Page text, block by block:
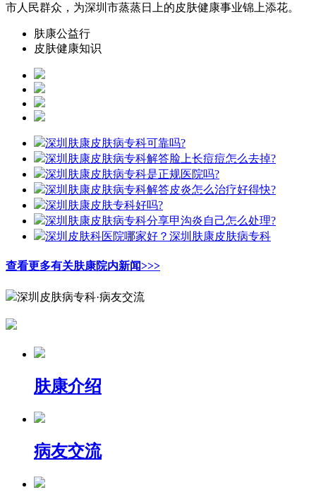
市人民群众，为深圳市蒸蒸日上的皮肤健康事业锦上添花。
肤康公益行
皮肤健康知识
深圳肤康皮肤病专科可靠吗?
深圳肤康皮肤病专科解答脸上长痘痘怎么去掉?
深圳肤康皮肤病专科是正规医院吗?
深圳肤康皮肤病专科解答皮炎怎么治疗好得快?
深圳肤康皮肤专科好吗?
深圳肤康皮肤病专科分享甲沟炎自己怎么处理?
深圳皮肤科医院哪家好？深圳肤康皮肤病专科
查看更多有关肤康院内新闻>>>
深圳皮肤病专科·病友交流
肤康介绍
病友交流